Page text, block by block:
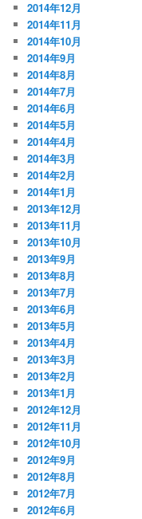
2014年12月
2014年11月
2014年10月
2014年9月
2014年8月
2014年7月
2014年6月
2014年5月
2014年4月
2014年3月
2014年2月
2014年1月
2013年12月
2013年11月
2013年10月
2013年9月
2013年8月
2013年7月
2013年6月
2013年5月
2013年4月
2013年3月
2013年2月
2013年1月
2012年12月
2012年11月
2012年10月
2012年9月
2012年8月
2012年7月
2012年6月